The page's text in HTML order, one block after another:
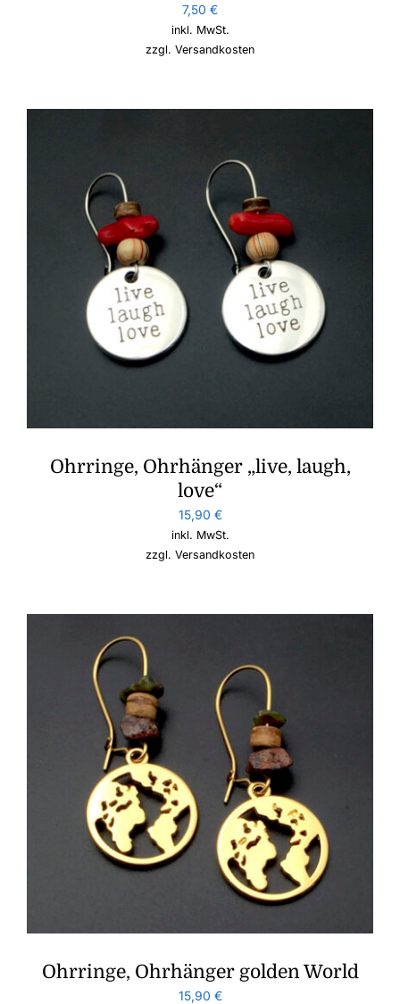
7,50 €
inkl. MwSt.
zzgl. Versandkosten
Ohrringe, Ohrhänger „live, laugh,
love“
15,90 €
inkl. MwSt.
zzgl. Versandkosten
Ohrringe, Ohrhänger golden World
15,90 €